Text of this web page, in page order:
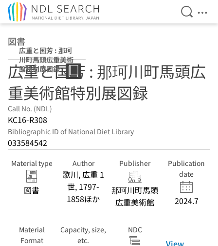
Open
図書
広重と国芳 : 那珂
川町馬頭広重美術
館特別展図録
広重と国芳 : 那珂川町馬頭広
重美術館特別展図録
Call No. (NDL)
KC16-R308
Bibliographic ID of National Diet Library
033584542
Material type
図書
Author
歌川, 広重 1
世, 1797-
1858ほか
Publisher
那珂川町馬頭
広重美術館
Publication
date
2024.7
Material
Format
Capacity, size,
etc.
NDC
View